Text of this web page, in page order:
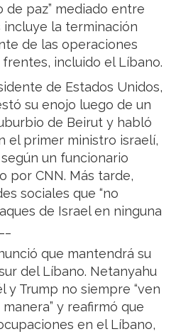
de paz” mediado entre
incluye la terminación
de las operaciones
incluido el Líbano.
de Estados Unidos,
su enojo luego de un
de Beirut y habló
el primer ministro israelí,
un funcionario
por CNN. Más tarde,
sociales que “no
de Israel en ninguna
que mantendrá su
del Líbano. Netanyahu
y Trump no siempre “ven
y reafirmó que
en el Líbano,